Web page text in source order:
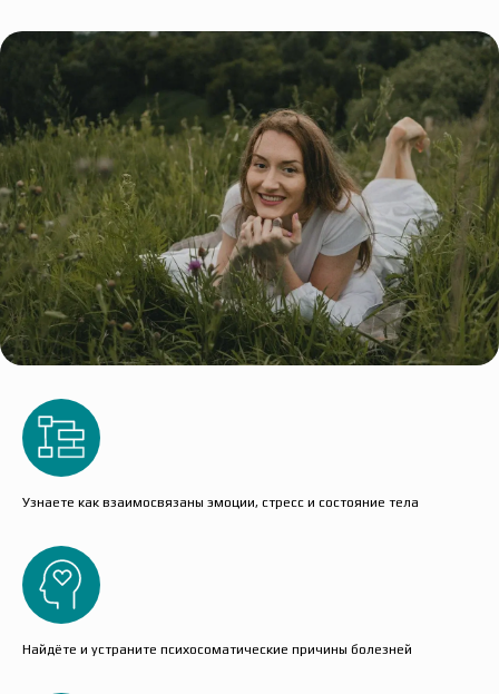
Узнаете как взаимосвязаны эмоции, стресс и состояние тела
Найдёте и устраните психосоматические причины болезней